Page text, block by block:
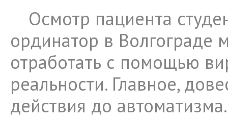
Осмотр пациента
ординатор в Волгограде
отработать с помощью
реальности. Главное,
действия до автоматизма.